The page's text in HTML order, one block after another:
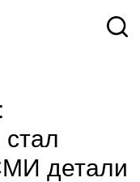
стал
детали